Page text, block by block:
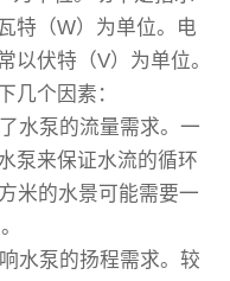
特（W）为单位。电
以伏特（V）为单位。
几个因素：
水泵的流量需求。一
泵来保证水流的循环
米的水景可能需要一
水泵的扬程需求。较